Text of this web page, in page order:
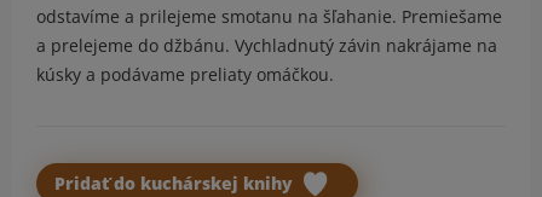
odstavíme a prilejeme smotanu na šľahanie. Premiešame
a prelejeme do džbánu. Vychladnutý závin nakrájame na
kúsky a podávame preliaty omáčkou.
Pridať do kuchárskej knihy